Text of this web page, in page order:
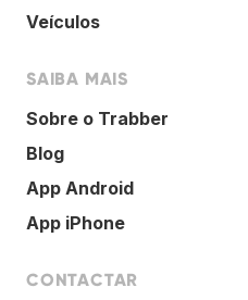
Veículos
SAIBA MAIS
Sobre o Trabber
Blog
App Android
App iPhone
CONTACTAR